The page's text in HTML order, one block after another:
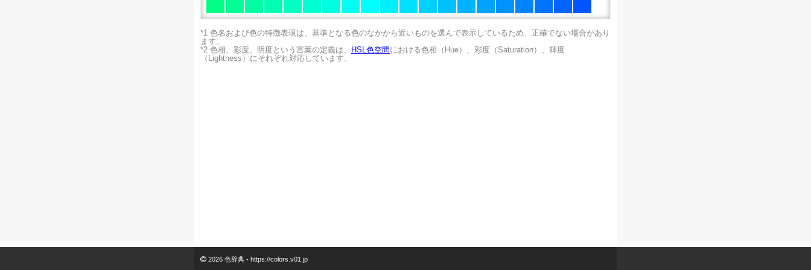
*1 色名および色の特徴表現は、基準となる色のなかから近いものを選んで表示しているため、正確でない場合があり
ます。
*2 色相、彩度、明度という言葉の定義は、
HSL色空間 における色相（Hue）、彩度（Saturation）、輝度
（Lightness）にそれぞれ対応しています。
2026 色辞典 - https://colors.v01.jp